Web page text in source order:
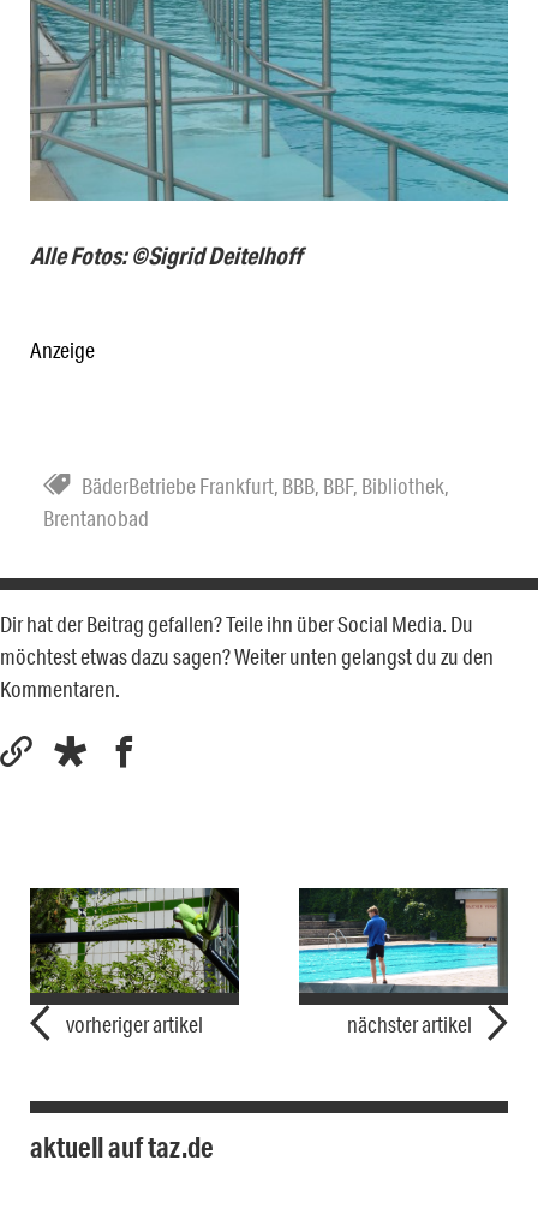
Alle Fotos: ©Sigrid Deitelhoff
Anzeige
BäderBetriebe Frankfurt, BBB, BBF, Bibliothek,
Brentanobad
Dir hat der Beitrag gefallen? Teile ihn über Social Media. Du
möchtest etwas dazu sagen? Weiter unten gelangst du zu den
Kommentaren.
vorheriger artikel nächster artikel
aktuell auf taz.de